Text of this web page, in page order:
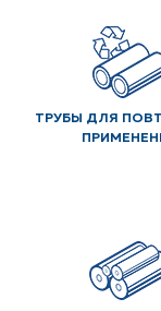
ТРУБЫ ДЛЯ